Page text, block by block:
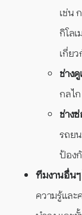
เช่น
กิโล
เกี่ย
ช่าง
กลไ
ช่าง
รถย
ป้อง
ทีมงานอื่น
ความรู้และ